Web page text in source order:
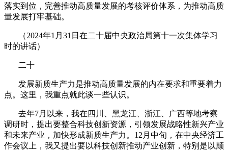
落实到位，完善推动高质量发展的考核评价体系，为推动高质
量发展打牢基础。
（2024年1 月 31 日在二十届中央政治局第十一次集体学习
时的讲话）
二十
发展新质生产力是推动高质量发展的内在要求和重要着力
点。这里，我重点就此谈一些认识。
去年7月以来，我在四川、黑龙江、浙江、广西等地考察
调研时，提出要整合科技创新资源，引领发展战略性新兴产业
和未来产业，加快形成新质生产力。 12 月中旬，在中央经济工
作会议上，我又提出要以科技创新推动产业创新，特别是以颠